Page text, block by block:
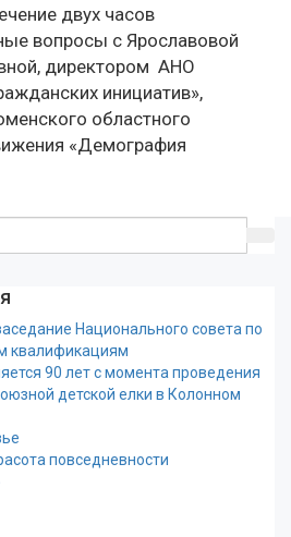
двух часов
вопросы с Ярославовой
директором АНО
инициатив»,
областного
«Демография
Национального совета по
квалификациям
90 лет с момента проведения
детской елки в Колонном
повседневности